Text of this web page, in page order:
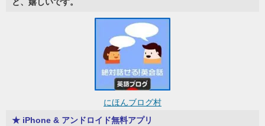
と、嬉しいです。
にほんブログ村
★ iPhone & アンドロイド無料アプリ